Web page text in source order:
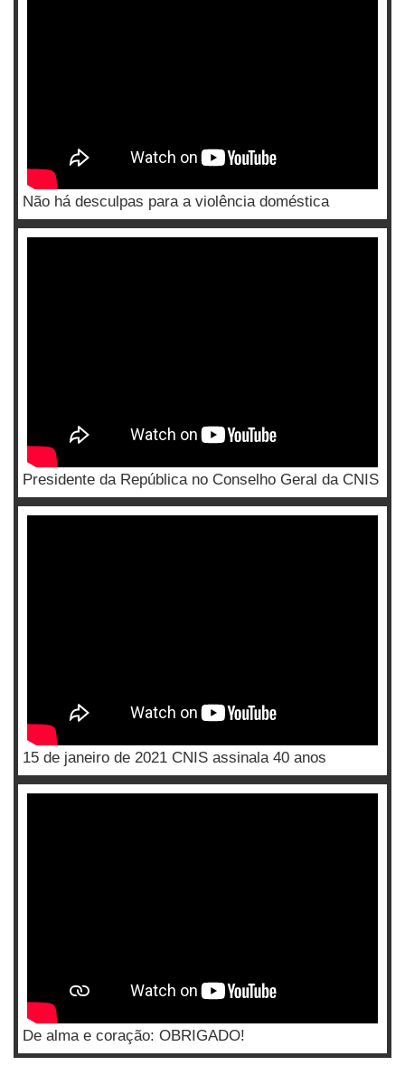
Não há desculpas para a violência doméstica
Presidente da República no Conselho Geral da CNIS
15 de janeiro de 2021 CNIS assinala 40 anos
De alma e coração: OBRIGADO!